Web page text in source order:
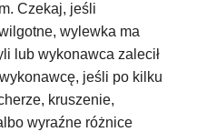
Czekaj, jeśli
wylewka ma
lub wykonawca zalecił
jeśli po kilku
kruszenie,
wyraźne różnice